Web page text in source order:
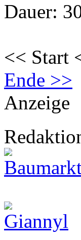
Dauer:
<< Start
Ende >>
Anzeige